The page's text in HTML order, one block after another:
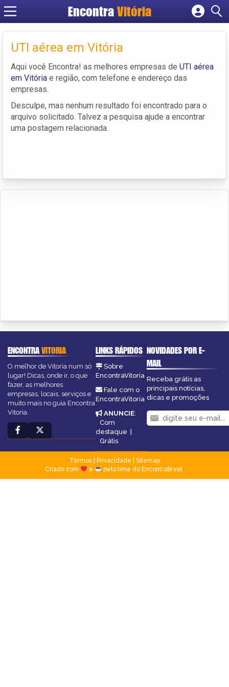
Encontra Vitória
Cadastrar empresa
Criar conta
UTI aérea em Vitória
Aqui você Encontra! as melhores empresas de UTI aérea
em Vitória e região, com telefone e endereço das
empresas.
Desculpe, mas nenhum resultado foi encontrado para o
arquivo solicitado. Talvez a pesquisa ajude a encontrar
uma postagem relacionada.
ENCONTRAVITORIA
O melhor de Vitoria num só
lugar! Dicas, onde ir, o que
fazer, as melhores
empresas, locais, serviços e
muito mais no guia Encontra
Vitoria.
LINKS RÁPIDOS
Sobre
EncontraVitoria
Fale com o
EncontraVitoria
ANUNCIE:
Com
destaque |
Grátis
NOVIDADES POR E-
MAIL
Receba grátis as
principais notícias,
dicas e promoções
Termos| Privacidade
Sitemap
Criado com
e pelo time do EncontraBrasil